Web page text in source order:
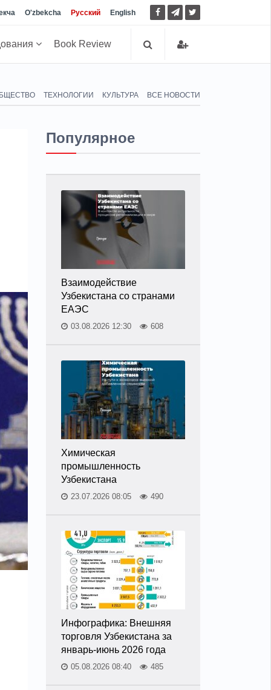
O'zbekcha Русский English
Book Review
ТЕХНОЛОГИИ КУЛЬТУРА ВСЕ НОВОСТИ
Популярное
Взаимодействие
Узбекистана со странами
ЕАЭС
03.08.2026 12:30 608
Химическая
промышленность
Узбекистана
23.07.2026 08:05 490
Инфографика: Внешняя
торговля Узбекистана за
январь-июнь 2026 года
05.08.2026 08:40 485